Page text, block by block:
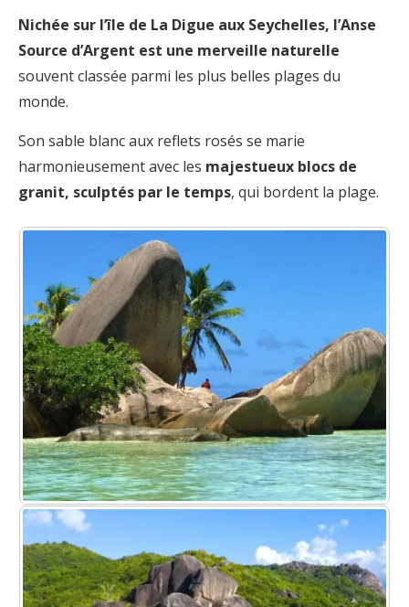
Nichée sur l’île de La Digue aux Seychelles, l’Anse
Source d’Argent est une merveille naturelle
souvent classée parmi les plus belles plages du
monde.
Son sable blanc aux reflets rosés se marie
harmonieusement avec les majestueux blocs de
granit, sculptés par le temps, qui bordent la plage.